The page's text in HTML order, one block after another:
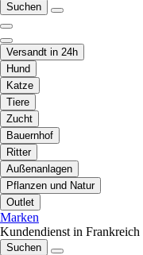
Suchen
Versandt in 24h
Hund
Katze
Tiere
Zucht
Bauernhof
Ritter
Außenanlagen
Pflanzen und Natur
Outlet
Marken
Kundendienst in Frankreich
Suchen